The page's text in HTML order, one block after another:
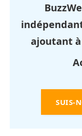
ajoutant
SUIS-